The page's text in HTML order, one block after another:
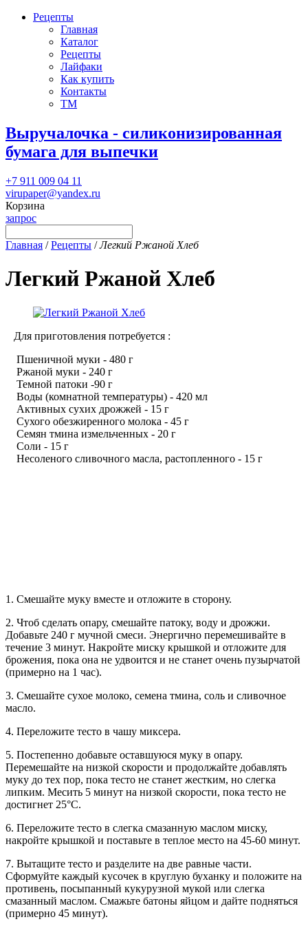
Рецепты
Главная
Каталог
Рецепты
Лайфаки
Как купить
Контакты
ТМ
Выручалочка - силиконизированная
бумага для выпечки
+7 911 009 04 11
virupaper@yandex.ru
Корзина
запрос
Главная /Рецепты /Легкий Ржаной Хлеб
Легкий Ржаной Хлеб
Для приготовления потребуется :
Пшеничной муки - 480 г
Ржаной муки - 240 г
Темной патоки -90 г
Воды (комнатной температуры) - 420 мл
Активных сухих дрожжей - 15 г
Сухого обезжиренного молока - 45 г
Семян тмина измельченных - 20 г
Соли - 15 г
Несоленого сливочного масла, растопленного - 15 г
1. Смешайте муку вместе и отложите в сторону.
2. Чтоб сделать опару, смешайте патоку, воду и дрожжи.
Добавьте 240 г мучной смеси. Энергично перемешивайте в
течение 3 минут. Накройте миску крышкой и отложите для
брожения, пока она не удвоится и не станет очень пузырчатой
(примерно на 1 час).
3. Смешайте сухое молоко, семена тмина, соль и сливочное
масло.
4. Переложите тесто в чашу миксера.
5. Постепенно добавьте оставшуюся муку в опару.
Перемешайте на низкой скорости и продолжайте добавлять
муку до тех пор, пока тесто не станет жестким, но слегка
липким. Месить 5 минут на низкой скорости, пока тесто не
достигнет 25°C.
6. Переложите тесто в слегка смазанную маслом миску,
накройте крышкой и поставьте в теплое место на 45-60 минут.
7. Вытащите тесто и разделите на две равные части.
Сформуйте каждый кусочек в круглую буханку и положите на
противень, посыпанный кукурузной мукой или слегка
смазанный маслом. Смажьте батоны яйцом и дайте подняться
(примерно 45 минут).